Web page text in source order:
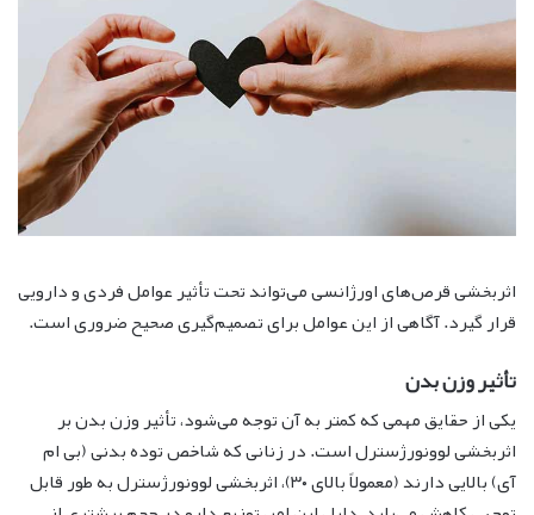
اثربخشی قرص‌های اورژانسی می‌تواند تحت تأثیر عوامل فردی و دارویی
قرار گیرد. آگاهی از این عوامل برای تصمیم‌گیری صحیح ضروری است.
تأثیر وزن بدن
یکی از حقایق مهمی که کمتر به آن توجه می‌شود، تأثیر وزن بدن بر
اثربخشی لوونورژسترل است. در زنانی که شاخص توده بدنی (بی ام
آی) بالایی دارند (معمولاً بالای ۳۰)، اثربخشی لوونورژسترل به طور قابل